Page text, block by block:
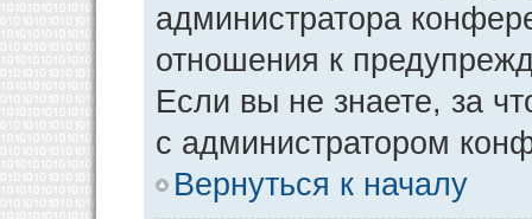
администратора
отношения к
Если вы не знаете, за
с администратором
Вернуться к началу